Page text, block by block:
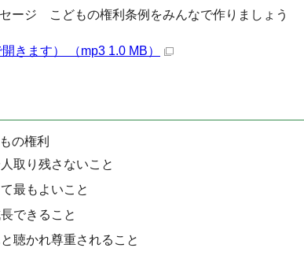
ージ こどもの権利条例をみんなで作りましょう
きます） （mp3 1.0 MB）
の権利
取り残さないこと
最もよいこと
できること
聴かれ尊重されること